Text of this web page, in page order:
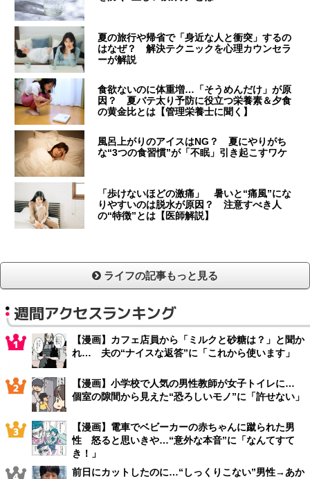
夏の旅行や帰省で「身近な人と衝突」するの
はなぜ？ 解決テクニックを心理カウンセラ
ーが解説
食欲ないのに体重増…「そうめんだけ」が原
因？ 夏バテ太り予防に役立つ栄養素＆夕食
の黄金比とは【管理栄養士に聞く】
風呂上がりのアイスはNG？ 夏にやりがち
な“3つの食習慣”が「不眠」引き起こすワケ
「歩けないほどの激痛」 暑いと“痛風”にな
りやすいのは脱水が原因？ 注意すべき人
の“特徴”とは【医師解説】
ライフの記事もっと見る
週間アクセスランキング
【漫画】カフェ店員から「ミルクと砂糖は？」と聞か
れ… 夫の“ナイスな返答”に「これから使います」
【漫画】小学校で人気の男性教師が女子トイレに…
個室の隙間から見えた“恐ろしいモノ”に「許せない」
【漫画】電車でベビーカーの赤ちゃんに蹴られた男
性 怒ると思いきや…“意外な本音”に「なんてすて
き！」
前日にカットしたのに…“しっくりこない”男性→あか